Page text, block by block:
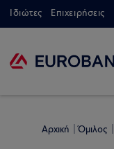
Ιδιώτες Επιχειρήσεις
Αρχική Όμιλος